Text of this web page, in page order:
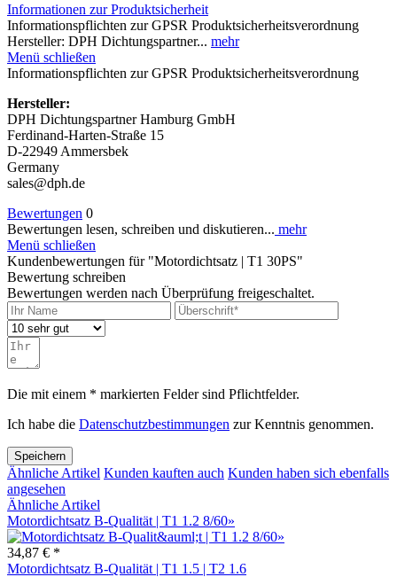
Informationen zur Produktsicherheit
Informationspflichten zur GPSR Produktsicherheitsverordnung
Hersteller: DPH Dichtungspartner... mehr
Menü schließen
Informationspflichten zur GPSR Produktsicherheitsverordnung
Hersteller:
DPH Dichtungspartner Hamburg GmbH
Ferdinand-Harten-Straße 15
D-22949 Ammersbek
Germany
sales@dph.de
Bewertungen 0
Bewertungen lesen, schreiben und diskutieren... mehr
Menü schließen
Kundenbewertungen für "Motordichtsatz | T1 30PS"
Bewertung schreiben
Bewertungen werden nach Überprüfung freigeschaltet.
Die mit einem * markierten Felder sind Pflichtfelder.
Ich habe die Datenschutzbestimmungen zur Kenntnis genommen.
Speichern
Ähnliche Artikel Kunden kauften auch Kunden haben sich ebenfalls
angesehen
Ähnliche Artikel
Motordichtsatz B-Qualität | T1 1.2 8/60»
34,87 € *
Motordichtsatz B-Qualität | T1 1.5 | T2 1.6